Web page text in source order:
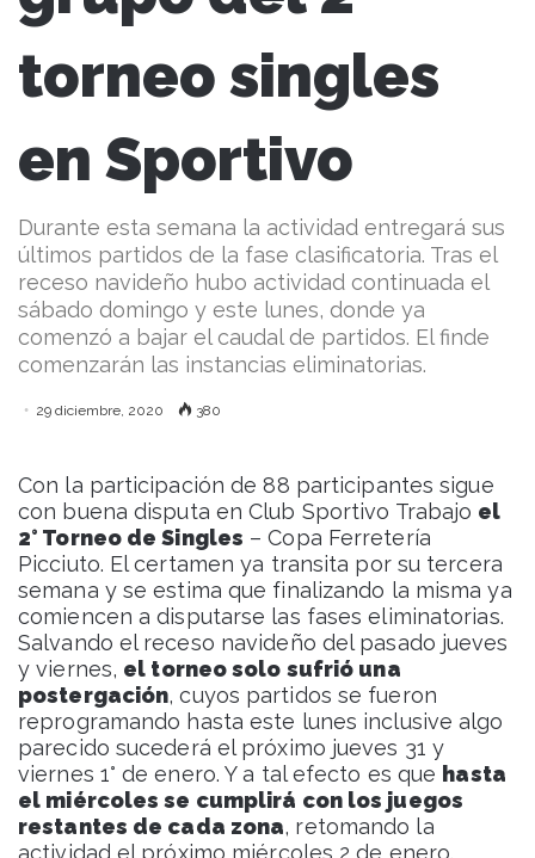
torneo singles
en Sportivo
Durante esta semana la actividad entregará sus
últimos partidos de la fase clasificatoria. Tras el
receso navideño hubo actividad continuada el
sábado domingo y este lunes, donde ya
comenzó a bajar el caudal de partidos. El finde
comenzarán las instancias eliminatorias.
29 diciembre, 2020 380
Con la participación de 88 participantes sigue
con buena disputa en Club Sportivo Trabajo el
2° Torneo de Singles – Copa Ferretería
Picciuto. El certamen ya transita por su tercera
semana y se estima que finalizando la misma ya
comiencen a disputarse las fases eliminatorias.
Salvando el receso navideño del pasado jueves
y viernes, el torneo solo sufrió una
postergación, cuyos partidos se fueron
reprogramando hasta este lunes inclusive algo
parecido sucederá el próximo jueves 31 y
viernes 1° de enero. Y a tal efecto es que hasta
el miércoles se cumplirá con los juegos
restantes de cada zona, retomando la
actividad el próximo miércoles 2 de enero.